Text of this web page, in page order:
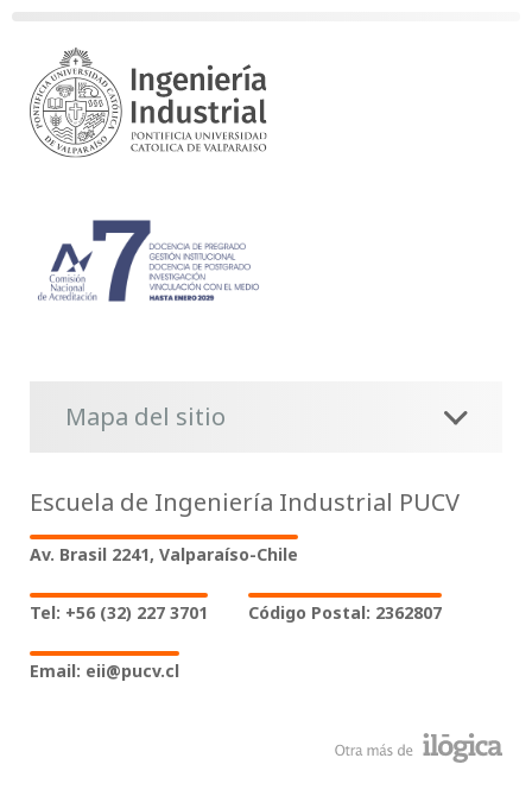
Mapa del sitio
Escuela de Ingeniería Industrial PUCV
Av. Brasil 2241, Valparaíso-Chile
Tel: +56 (32) 227 3701 Código Postal: 2362807
Email: eii@pucv.cl